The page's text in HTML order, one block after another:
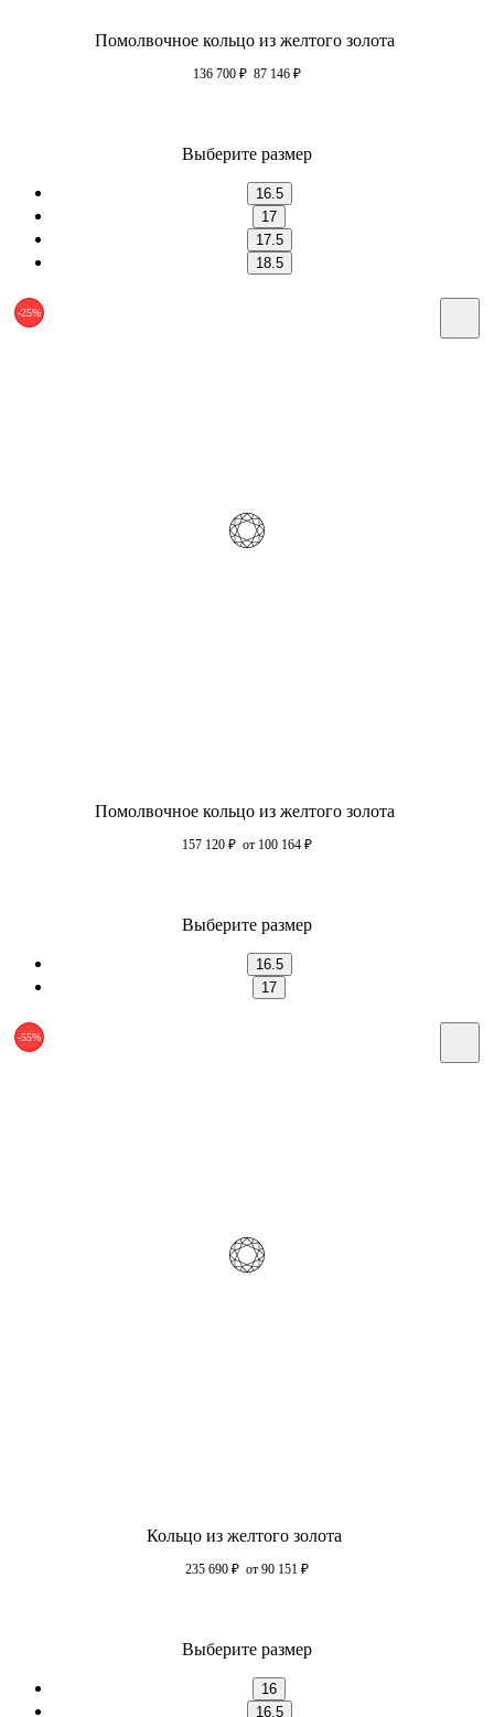
Помолвочное кольцо из желтого золота
136 700 ₽ 87 146 ₽
Выберите размер
16.5
17
17.5
18.5
-25%
Помолвочное кольцо из желтого золота
157 120 ₽ от 100 164 ₽
Выберите размер
16.5
17
-55%
Кольцо из желтого золота
235 690 ₽ от 90 151 ₽
Выберите размер
16
16.5